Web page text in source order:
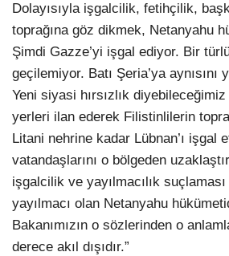
Dolayısıyla işgalcilik, fetihçilik,
toprağına göz dikmek, Netanyahu
Şimdi Gazze’yi işgal ediyor. Bir
geçilemiyor. Batı Şeria’ya aynısını
Yeni siyasi hırsızlık
yerleri ilan ederek Filistinlilerin
Litani nehrine kadar Lübnan’ı işgal
vatandaşlarını o bölgeden
işgalcilik ve yayılmacılık
yayılmacı olan Netanyahu
Bakanımızın o sözlerinden o
derece akıl dışıdır.”